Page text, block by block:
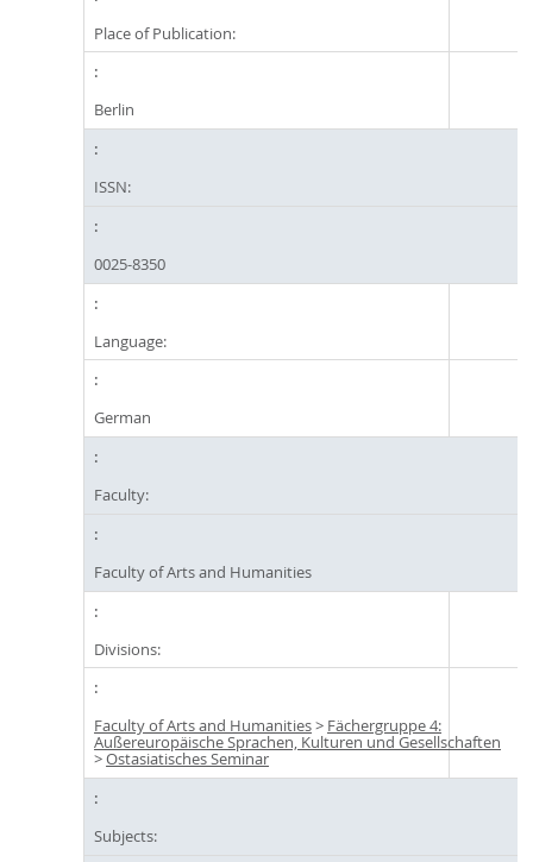
Place of Publication:
Berlin
ISSN:
0025-8350
Language:
German
Faculty:
Faculty of Arts and Humanities
Divisions:
Faculty of Arts and Humanities> Fächergruppe 4:
Außereuropäische Sprachen, Kulturen und Gesellschaften
>Ostasiatisches Seminar
Subjects: